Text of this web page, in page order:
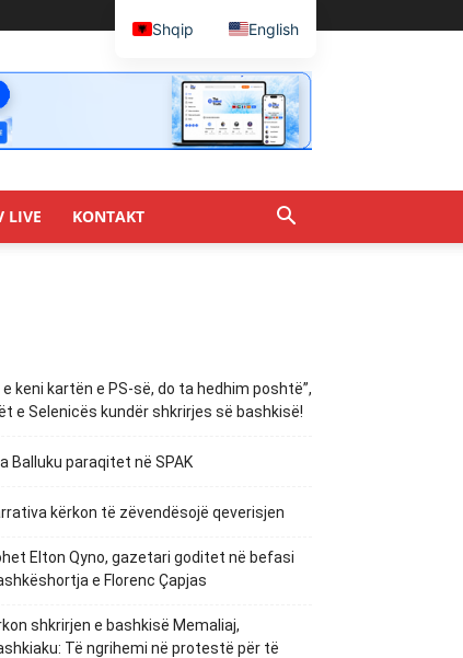
LIVE KONTAKT
e keni kartën e PS-së, do ta hedhim poshtë”,
e Selenicës kundër shkrirjes së bashkisë!
Balluku paraqitet në SPAK
kërkon të zëvendësojë qeverisjen
Elton Qyno, gazetari goditet në befasi
e Florenc Çapjas
shkrirjen e bashkisë Memaliaj,
Të ngrihemi në protestë për të
Shqip English